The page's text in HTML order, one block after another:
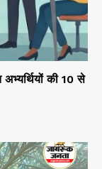
अभ्यर्थियों की 10 से